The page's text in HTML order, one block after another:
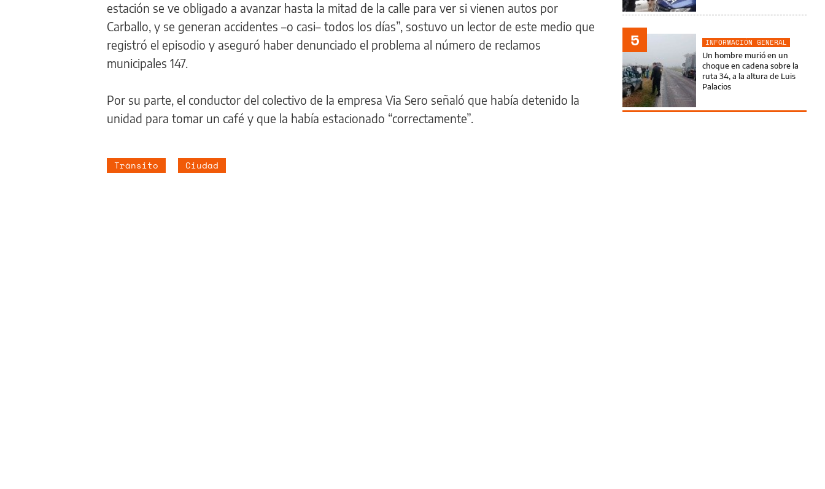
estación se ve obligado a avanzar hasta la mitad de la calle para ver si vienen autos por
Carballo, y se generan accidentes –o casi– todos los días”, sostuvo un lector de este medio que
registró el episodio y aseguró haber denunciado el problema al número de reclamos
municipales 147.
Por su parte, el conductor del colectivo de la empresa Via Sero señaló que había detenido la
unidad para tomar un café y que la había estacionado “correctamente”.
Tránsito Ciudad
5
INFORMACIÓN GENERAL
Un hombre murió en un
choque en cadena sobre la
ruta 34, a la altura de Luis
Palacios